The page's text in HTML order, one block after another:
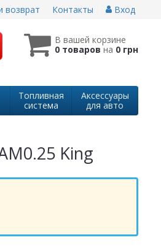
возврат Контакты Вход
В вашей корзине
0 товаровна 0 грн
Топливная
система
Аксессуары
для авто
King